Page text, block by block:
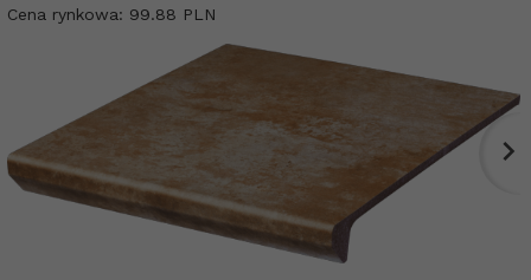
Cena rynkowa: 99.88 PLN